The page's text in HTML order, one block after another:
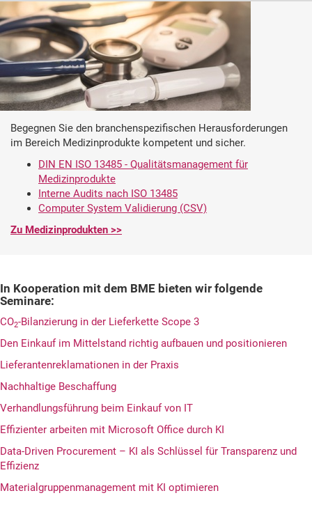
Begegnen Sie den branchenspezifischen Herausforderungen
im Bereich Medizinprodukte kompetent und sicher.
DIN EN ISO 13485 - Qualitätsmanagement für
Medizinprodukte
Interne Audits nach ISO 13485
Computer System Validierung (CSV)
Zu Medizinprodukten >>
In Kooperation mit dem BME bieten wir folgende
Seminare:
CO2-Bilanzierung in der Lieferkette Scope 3
Den Einkauf im Mittelstand richtig aufbauen und positionieren
Lieferantenreklamationen in der Praxis
Nachhaltige Beschaffung
Verhandlungsführung beim Einkauf von IT
Effizienter arbeiten mit Microsoft Office durch KI
Data-Driven Procurement – KI als Schlüssel für Transparenz und
Effizienz
Materialgruppenmanagement mit KI optimieren